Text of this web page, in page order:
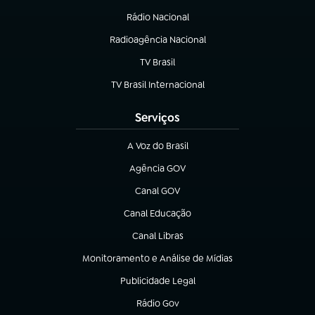
Rádio Nacional
Radioagência Nacional
(abre em nova aba)
TV Brasil
(abre em nova aba)
TV Brasil Internacional
(abre em nova aba)
Serviços
A Voz do Brasil
(abre em nova aba)
Agência GOV
(abre em nova aba)
Canal GOV
(abre em nova aba)
Canal Educação
(abre em nova aba)
Canal Libras
(abre em nova aba)
Monitoramento e Análise de Mídias
(abre em nova aba)
Publicidade Legal
(abre em nova aba)
Rádio Gov
(abre em nova aba)